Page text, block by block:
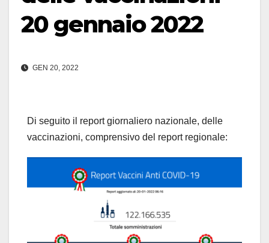
20 gennaio 2022
GEN 20, 2022
Di seguito il report giornaliero nazionale, delle
vaccinazioni, comprensivo del report regionale: